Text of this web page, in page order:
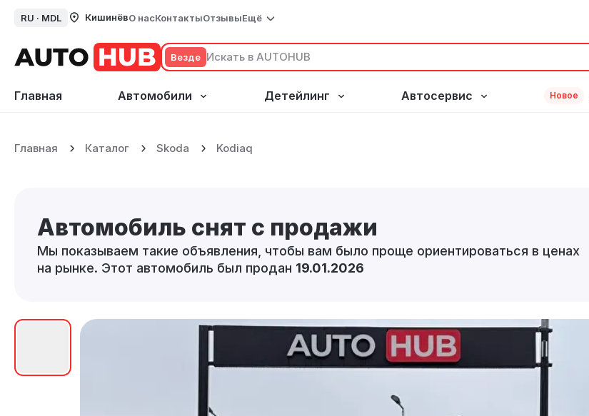
RU · MDL КишинёвО насКонтактыОтзывыЕщё
Везде
Главная Автомобили Детейлинг Автосервис Новое
Kodiaq
Skoda
Каталог
Главная
Автомобиль снят с продажи
Мы показываем такие объявления, чтобы вам было проще ориентироваться в ценах
на рынке. Этот автомобиль был продан 19.01.2026